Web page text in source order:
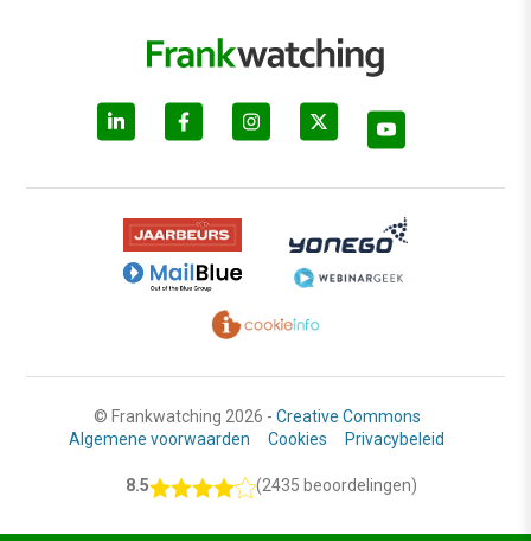
© Frankwatching 2026 - Creative Commons
Algemene voorwaarden
Cookies Privacybeleid
8.5 (2435 beoordelingen)